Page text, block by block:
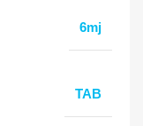
6mj
TAB